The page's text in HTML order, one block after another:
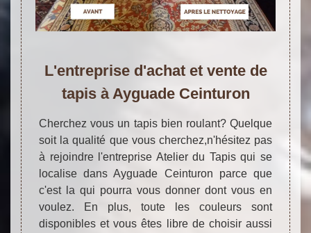
L'entreprise d'achat et vente de
tapis à Ayguade Ceinturon
Cherchez vous un tapis bien roulant? Quelque
soit la qualité que vous cherchez,n'hésitez pas
à rejoindre l'entreprise Atelier du Tapis qui se
localise dans Ayguade Ceinturon parce que
c'est la qui pourra vous donner dont vous en
voulez. En plus, toute les couleurs sont
disponibles et vous êtes libre de choisir aussi